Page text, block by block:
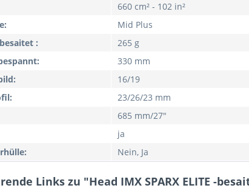
660 cm² - 102 in²
Mid Plus
:
265 g
330 mm
16/19
23/26/23 mm
685 mm/27"
ja
Nein, Ja
Links zu "Head IMX SPARX ELITE -